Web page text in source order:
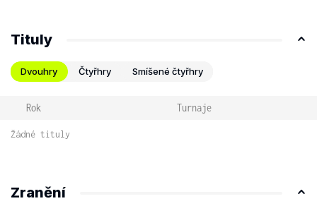
Tituly
Dvouhry Čtyřhry Smíšené čtyřhry
Rok Turnaje
Žádné tituly
Zranění